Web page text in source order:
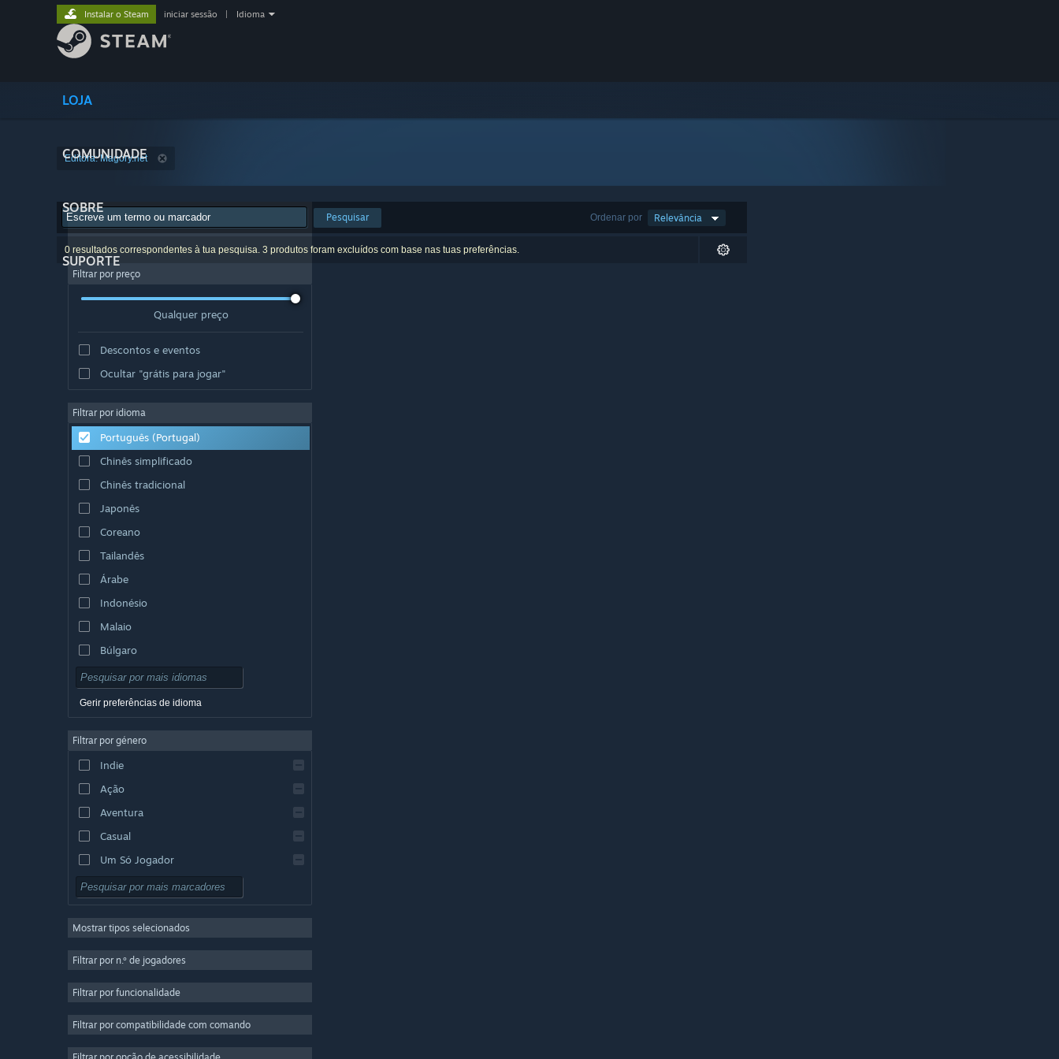
LOJA
COMUNIDADE
SOBRE
SUPORTE
Instalar o Steam iniciar sessão Idioma
Editora: Magory.net
Ordenar por Relevância
Pesquisar
0 resultados correspondentes à tua pesquisa. 3 produtos foram excluídos com base nas tuas preferências.
Filtrar por preço
Qualquer preço
Descontos e eventos
Ocultar "grátis para jogar"
Filtrar por idioma
Português (Portugal)
Chinês simplificado
Chinês tradicional
Japonês
Coreano
Tailandês
Árabe
Indonésio
Malaio
Búlgaro
Checo
Dinamarquês
Inglês
Espanhol (Espanha)
Espanhol (América Latina)
Gerir preferências de idioma
Filtrar por género
Indie
Ação
Aventura
Casual
Um Só Jogador
Simulação
Estratégia
3D
Grátis para Jogar
Mostrar tipos selecionados
Filtrar por n.º de jogadores
Filtrar por funcionalidade
Filtrar por compatibilidade com comando